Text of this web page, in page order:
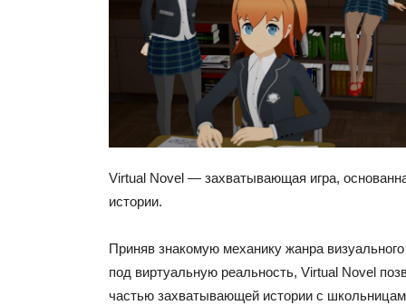
Virtual Novel — захватывающая игра,
истории.
Приняв знакомую механику жанра
под виртуальную реальность, Virtual Novel
частью захватывающей истории с